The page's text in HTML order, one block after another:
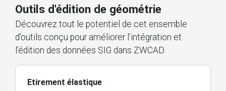
Outils d'édition de géométrie
Découvrez tout le potentiel de cet ensemble
d’outils conçu pour améliorer l’intégration et
l’édition des données SIG dans ZWCAD.
Etirement élastique